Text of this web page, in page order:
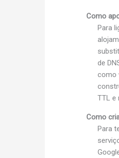
Como
Para
de
como
TTL e
Como
Para